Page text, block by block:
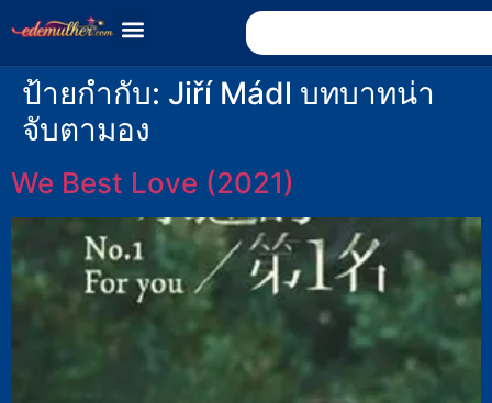
ป้ายกำกับ: Jiří Mádl บทบาทน่า
จับตามอง
We Best Love (2021)